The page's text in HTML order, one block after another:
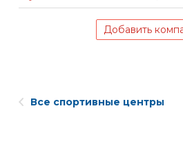
Добавить
Все спортивные центры